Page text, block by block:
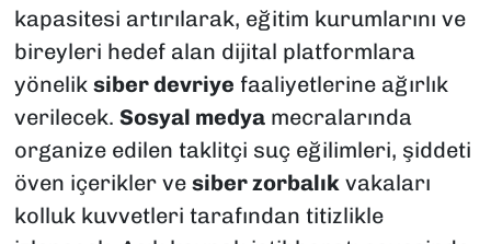
kapasitesi artırılarak, eğitim kurumlarını ve
bireyleri hedef alan dijital platformlara
yönelik siber devriye faaliyetlerine ağırlık
verilecek. Sosyal medyamecralarında
organize edilen taklitçi suç eğilimleri, şiddeti
öven içerikler ve siber zorbalık vakaları
kolluk kuvvetleri tarafından titizlikle